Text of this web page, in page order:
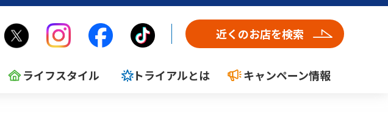
近くのお店を検索
ライフスタイル トライアルとは キャンペーン情報